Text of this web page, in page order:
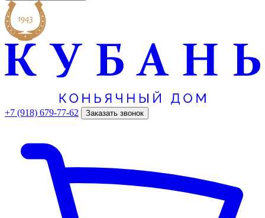
+7 (918) 679-77-62 Заказать звонок